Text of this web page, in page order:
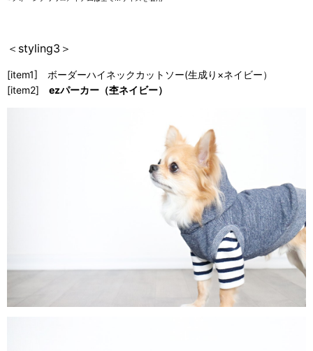
＜styling3＞
[item1] ボーダーハイネックカットソー(生成り×ネイビー）
[item2] ezパーカー（杢ネイビー）